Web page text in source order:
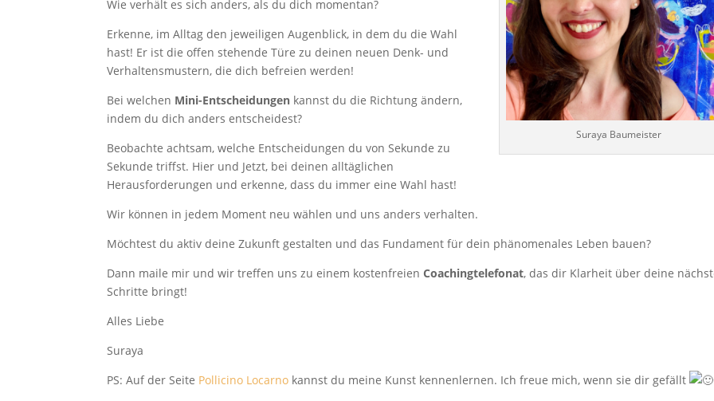
Suraya Baumeister
Wie verhält es sich anders, als du dich momentan?
Erkenne, im Alltag den jeweiligen Augenblick, in dem du die Wahl
hast! Er ist die offen stehende Türe zu deinen neuen Denk- und
Verhaltensmustern, die dich befreien werden!
Bei welchen Mini-Entscheidungen kannst du die Richtung ändern,
indem du dich anders entscheidest?
Beobachte achtsam, welche Entscheidungen du von Sekunde zu
Sekunde triffst. Hier und Jetzt, bei deinen alltäglichen
Herausforderungen und erkenne, dass du immer eine Wahl hast!
Wir können in jedem Moment neu wählen und uns anders verhalten.
Möchtest du aktiv deine Zukunft gestalten und das Fundament für dein phänomenales Leben bauen?
Dann maile mir und wir treffen uns zu einem kostenfreienCoachingtelefonat, das dir Klarheit über deine
Schritte bringt!
Alles Liebe
Suraya
PS: Auf der Seite Pollicino Locarno kannst du meine Kunst kennenlernen. Ich freue mich, wenn sie dir gefällt